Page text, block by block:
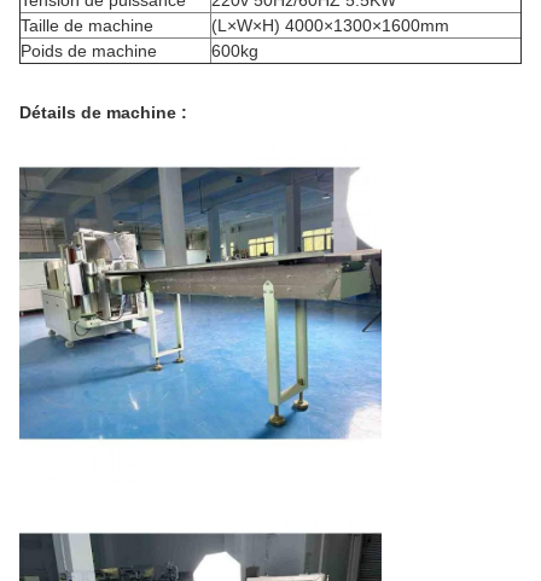
Taille de machine
(L×W×H) 4000×1300×1600mm
Poids de machine
600kg
Détails de machine :